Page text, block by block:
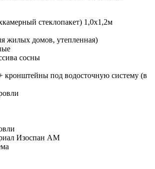
стеклопакет) 1,0х1,2м
жилых домов, утепленная)
сосны
кронштейны под водосточную систему (в
Изоспан АМ